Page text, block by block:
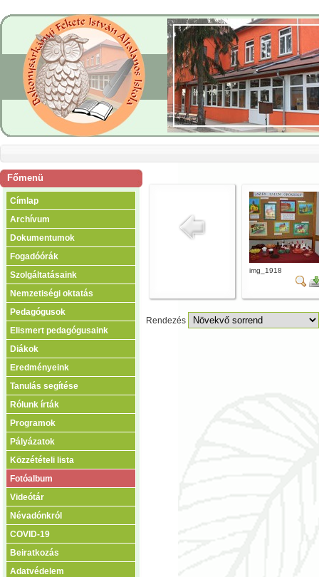
Főmenü
Címlap
Archívum
Dokumentumok
Fogadóórák
Szolgáltatásaink
Nemzetiségi oktatás
Pedagógusok
Elismert pedagógusaink
Diákok
Eredményeink
Tanulás segítése
Rólunk írták
Programok
Pályázatok
Közzétételi lista
Fotóalbum
Videótár
Névadónkról
COVID-19
Beiratkozás
Adatvédelem
img_1918
Rendezés